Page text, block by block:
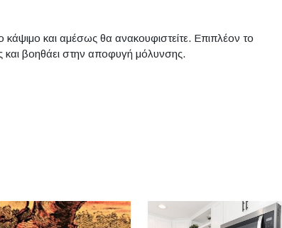
και αμέσως θα ανακουφιστείτε. Επιπλέον το
και βοηθάει στην αποφυγή μόλυνσης.